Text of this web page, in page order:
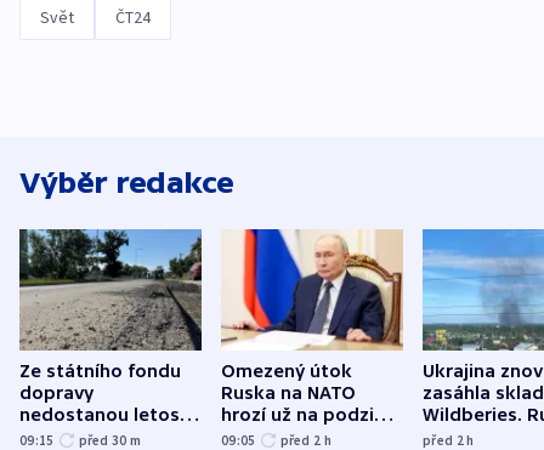
Svět ČT24
Výběr redakce
Ze státního fondu
dopravy
nedostanou letos
kraje na silnice ani
09:15 před 30 m
Omezený útok
Ruska na NATO
hrozí už na podzim,
varují tajné služby
09:05 před 2 h
Ukrajina
zasáhla
Wildberies.
útočili v
před 2h